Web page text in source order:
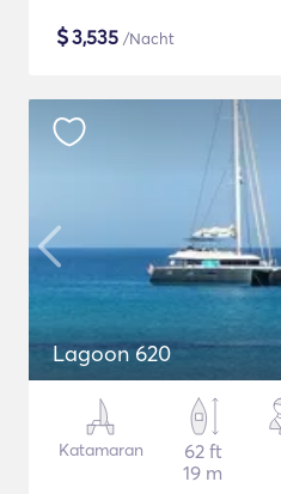
$3,535 /Nacht
Lagoon 620
Katamaran
62 ft
19 m